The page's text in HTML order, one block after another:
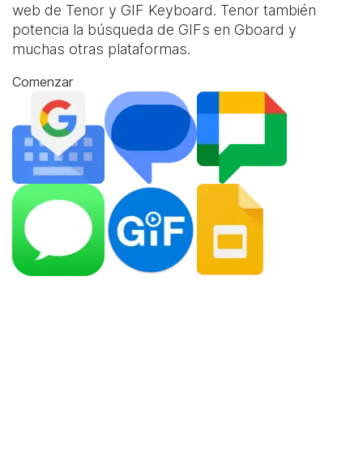
web de Tenor y GIF Keyboard. Tenor también
potencia la búsqueda de GIFs en Gboard y
muchas otras plataformas.
Comenzar